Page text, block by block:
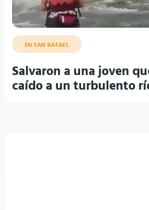
EN SAN RAFAEL
Salvaron a una joven
caído a un turbulento